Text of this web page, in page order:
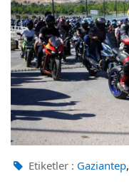
Etiketler : Gaziantep,